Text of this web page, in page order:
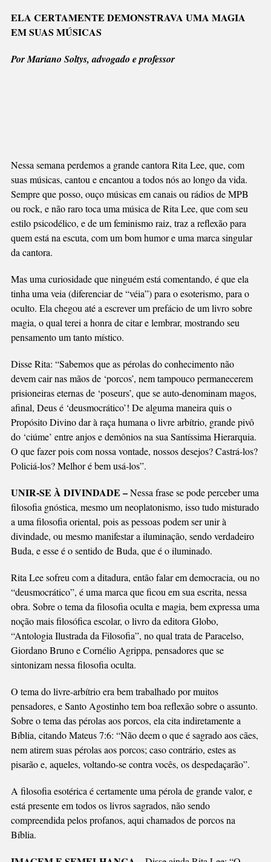
DE
ELA CERTAMENTE DEMONSTRAVA UMA MAGIA
EM SUAS MÚSICAS
Por Mariano Soltys, advogado e professor
Nessa semana perdemos a grande cantora Rita Lee, que, com
suas músicas, cantou e encantou a todos nós ao longo da vida.
Sempre que posso, ouço músicas em canais ou rádios de MPB
ou rock, e não raro toca uma música de Rita Lee, que com seu
estilo psicodélico, e de um feminismo raiz, traz a reflexão para
quem está na escuta, com um bom humor e uma marca singular
da cantora.
Mas uma curiosidade que ninguém está comentando, é que ela
tinha uma veia (diferenciar de “véia”) para o esoterismo, para o
oculto. Ela chegou até a escrever um prefácio de um livro sobre
magia, o qual terei a honra de citar e lembrar, mostrando seu
pensamento um tanto místico.
Disse Rita: “Sabemos que as pérolas do conhecimento não
devem cair nas mãos de ‘porcos’, nem tampouco permanecerem
prisioneiras eternas de ‘poseurs’, que se auto-denominam magos,
afinal, Deus é ‘deusmocrático’! De alguma maneira quis o
Propósito Divino dar à raça humana o livre arbítrio, grande pivô
do ‘ciúme’ entre anjos e demônios na sua Santíssima Hierarquia.
O que fazer pois com nossa vontade, nossos desejos? Castrá-los?
Policiá-los? Melhor é bem usá-los”.
UNIR-SE À DIVINDADE –Nessa frase se pode perceber uma
filosofia gnóstica, mesmo um neoplatonismo, isso tudo misturado
a uma filosofia oriental, pois as pessoas podem ser unir à
divindade, ou mesmo manifestar a iluminação, sendo verdadeiro
Buda, e esse é o sentido de Buda, que é o iluminado.
Rita Lee sofreu com a ditadura, então falar em democracia, ou no
“deusmocrático”, é uma marca que ficou em sua escrita, nessa
obra. Sobre o tema da filosofia oculta e magia, bem expressa uma
noção mais filosófica escolar, o livro da editora Globo,
“Antologia Ilustrada da Filosofia”, no qual trata de Paracelso,
Giordano Bruno e Cornélio Agrippa, pensadores que se
sintonizam nessa filosofia oculta.
O tema do livre-arbítrio era bem trabalhado por muitos
pensadores, e Santo Agostinho tem boa reflexão sobre o assunto.
Sobre o tema das pérolas aos porcos, ela cita indiretamente a
Bíblia, citando Mateus 7:6: “Não deem o que é sagrado aos cães,
nem atirem suas pérolas aos porcos; caso contrário, estes as
pisarão e, aqueles, voltando-se contra vocês, os despedaçarão”.
A filosofia esotérica é certamente uma pérola de grande valor, e
está presente em todos os livros sagrados, não sendo
compreendida pelos profanos, aqui chamados de porcos na
Bíblia.